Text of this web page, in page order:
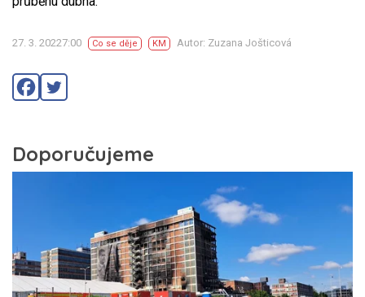
27. 3. 20227:00 Co se děje KM Autor: Zuzana Jošticová